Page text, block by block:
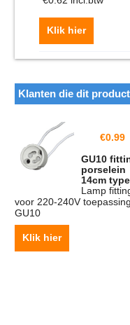
Klik hier
Klanten die dit
€0.99
GU10
porselein
14cm
Lamp
voor 220-240V
GU10
Klik hier